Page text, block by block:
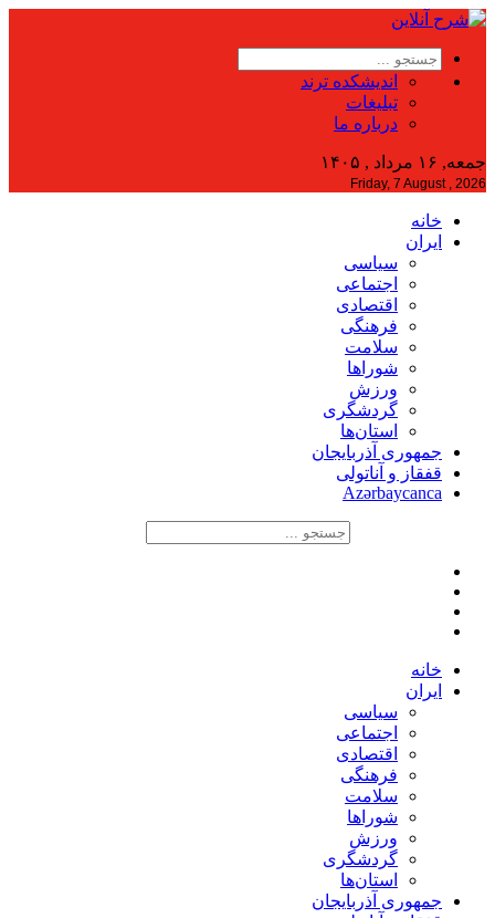
اندیشکده ترند
تبلیغات
درباره ما
جمعه, ۱۶ مرداد , ۱۴۰۵
Friday, 7 August , 2026
خانه
ایران
سیاسی
اجتماعی
اقتصادی
فرهنگی
سلامت
شوراها
ورزش
گردشگری
استان‌ها
جمهوری آذربایجان
قفقاز و آناتولی
Azərbaycanca
خانه
ایران
سیاسی
اجتماعی
اقتصادی
فرهنگی
سلامت
شوراها
ورزش
گردشگری
استان‌ها
جمهوری آذربایجان